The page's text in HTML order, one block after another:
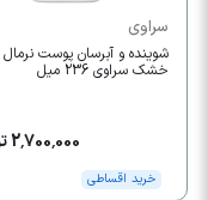
سراوی
شوینده و آبرسان پوست نرمال
خشک سراوی 236 میل
2,700,000 تومان
خرید اقساطی